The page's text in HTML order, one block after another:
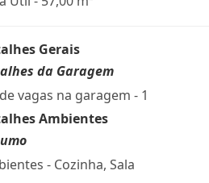
Gerais
da Garagem
vagas na garagem - 1
Ambientes
- Cozinha, Sala